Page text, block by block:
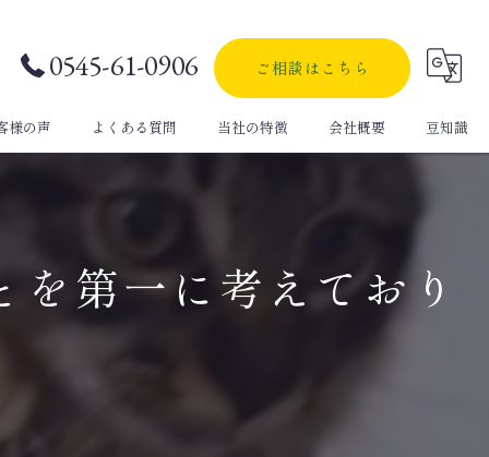
0545-61-0906 ご相談はこちら
様の声 よくある質問 当社の特徴
定期保険
個人年金保険
会社概要 豆知識
第一に考えており